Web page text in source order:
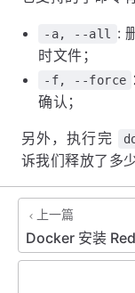
-a, --all
:
时文件；
-f, --force
确认；
另外，执行完
诉我们释放了多
上一篇
Docker 安装